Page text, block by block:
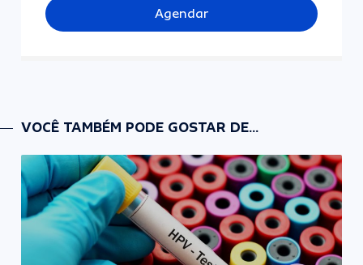
Agendar
VOCÊ TAMBÉM PODE GOSTAR DE...